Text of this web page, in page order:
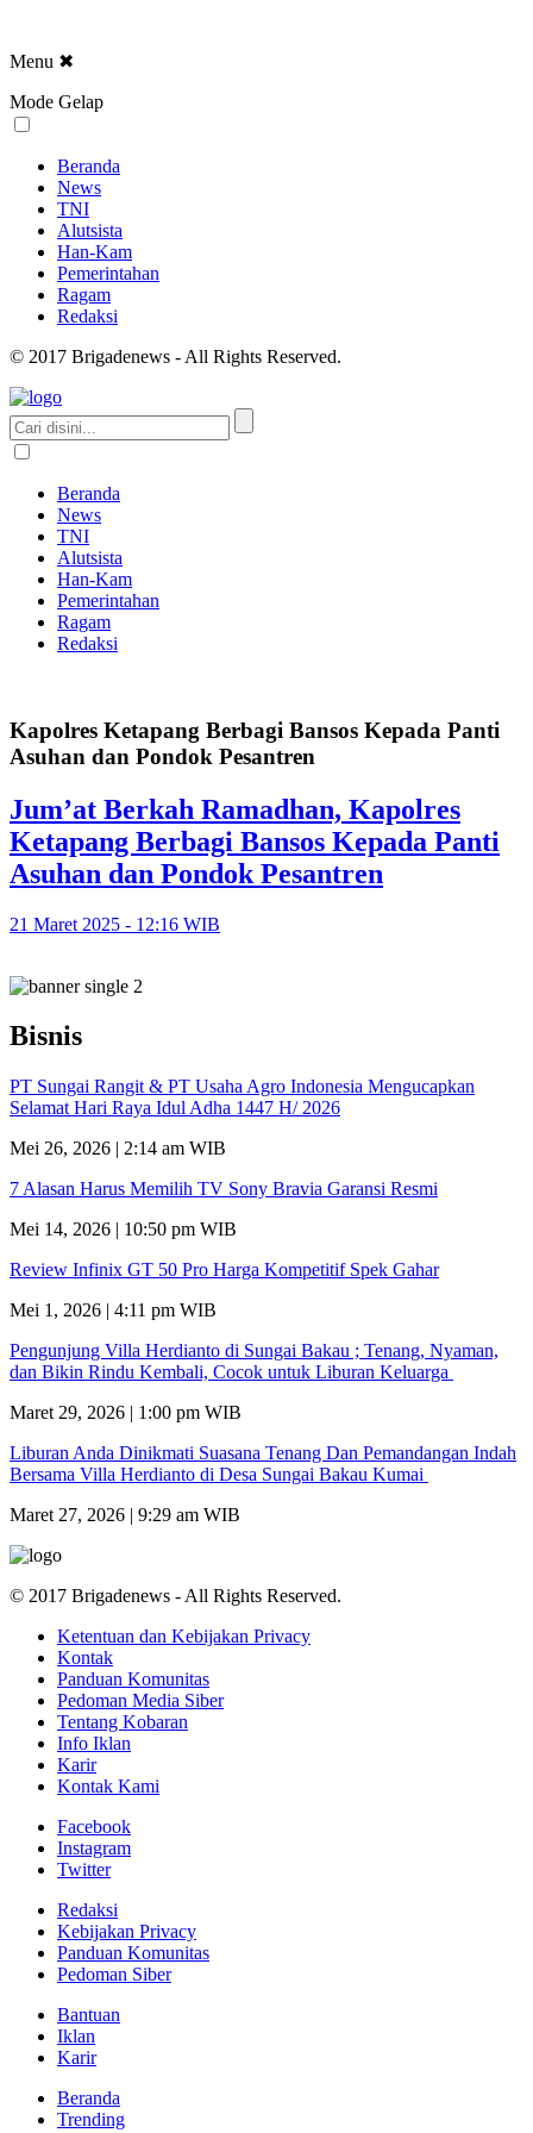
Menu ✖
Mode Gelap
Beranda
News
TNI
Alutsista
Han-Kam
Pemerintahan
Ragam
Redaksi
© 2017 Brigadenews - All Rights Reserved.
Beranda
News
TNI
Alutsista
Han-Kam
Pemerintahan
Ragam
Redaksi
Kapolres Ketapang Berbagi Bansos Kepada Panti
Asuhan dan Pondok Pesantren
Jum’at Berkah Ramadhan, Kapolres
Ketapang Berbagi Bansos Kepada Panti
Asuhan dan Pondok Pesantren
21 Maret 2025 - 12:16 WIB
Bisnis
PT Sungai Rangit & PT Usaha Agro Indonesia Mengucapkan
Selamat Hari Raya Idul Adha 1447 H/ 2026
Mei 26, 2026 | 2:14 am WIB
7 Alasan Harus Memilih TV Sony Bravia Garansi Resmi
Mei 14, 2026 | 10:50 pm WIB
Review Infinix GT 50 Pro Harga Kompetitif Spek Gahar
Mei 1, 2026 | 4:11 pm WIB
Pengunjung Villa Herdianto di Sungai Bakau ; Tenang, Nyaman,
dan Bikin Rindu Kembali, Cocok untuk Liburan Keluarga
Maret 29, 2026 | 1:00 pm WIB
Liburan Anda Dinikmati Suasana Tenang Dan Pemandangan Indah
Bersama Villa Herdianto di Desa Sungai Bakau Kumai
Maret 27, 2026 | 9:29 am WIB
© 2017 Brigadenews - All Rights Reserved.
Ketentuan dan Kebijakan Privacy
Kontak
Panduan Komunitas
Pedoman Media Siber
Tentang Kobaran
Info Iklan
Karir
Kontak Kami
Facebook
Instagram
Twitter
Redaksi
Kebijakan Privacy
Panduan Komunitas
Pedoman Siber
Bantuan
Iklan
Karir
Beranda
Trending